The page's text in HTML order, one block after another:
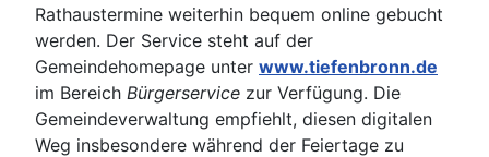
Rathaustermine weiterhin bequem online gebucht
werden. Der Service steht auf der
Gemeindehomepage unter www.tiefenbronn.de
im Bereich Bürgerservice zur Verfügung. Die
Gemeindeverwaltung empfiehlt, diesen digitalen
Weg insbesondere während der Feiertage zu